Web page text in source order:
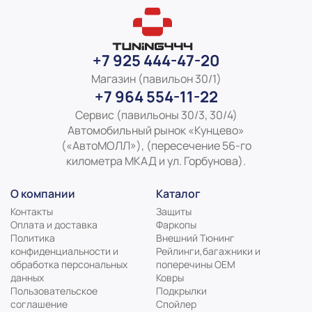
+7 925 444-47-20
Магазин (павильон 30/1)
+7 964 554-11-22
Сервис (павильоны 30/3, 30/4)
Автомобильный рынок «Кунцево»
(«АвтоМОЛЛ»), (пересечение 56-го
километра МКАД и ул. Горбунова).
О компании
Контакты
Оплата и доставка
Политика
конфиденциальности и
обработка персональных
данных
Пользовательское
соглашение
Каталог
Защиты
Фаркопы
Внешний Тюнинг
Рейлинги,багажники и
поперечины ОЕМ
Ковры
Подкрылки
Спойлер